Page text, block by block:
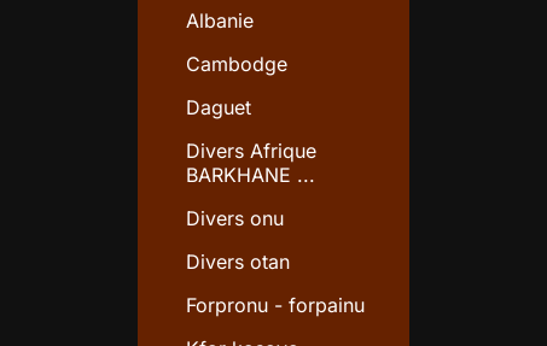
Albanie
Cambodge
Daguet
Divers Afrique
BARKHANE ...
Divers onu
Divers otan
Forpronu - forpainu